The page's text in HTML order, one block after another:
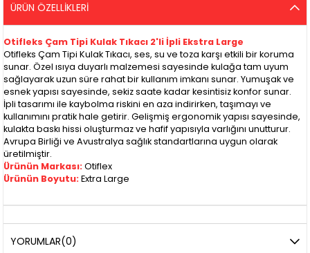
ÜRÜN ÖZELLIKLERI
Otifleks Çam Tipi Kulak Tıkacı 2'li İpli Ekstra Large
Otifleks Çam Tipi Kulak Tıkacı, ses, su ve toza karşı etkili bir koruma
sunar. Özel ısıya duyarlı malzemesi sayesinde kulağa tam uyum
sağlayarak uzun süre rahat bir kullanım imkanı sunar. Yumuşak ve
esnek yapısı sayesinde, sekiz saate kadar kesintisiz konfor sunar.
İpli tasarımı ile kaybolma riskini en aza indirirken, taşımayı ve
kullanımını pratik hale getirir. Gelişmiş ergonomik yapısı sayesinde,
kulakta baskı hissi oluşturmaz ve hafif yapısıyla varlığını unutturur.
Avrupa Birliği ve Avustralya sağlık standartlarına uygun olarak
üretilmiştir.
Ürünün Markası:Otiflex
Ürünün Boyutu: Extra Large
YORUMLAR(0)